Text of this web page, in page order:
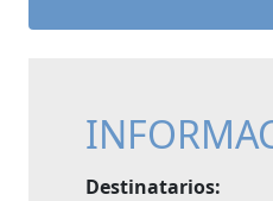
Destinatarios: